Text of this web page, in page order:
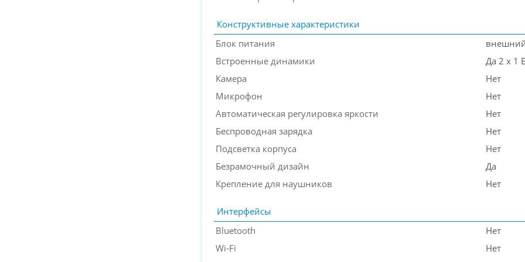
Конструктивные характеристики
Блок питания
Встроенные динамики
Да 2 х 1
Камера
Нет
Микрофон
Нет
Автоматическая регулировка яркости
Нет
Беспроводная зарядка
Нет
Подсветка корпуса
Нет
Безрамочный дизайн
Да
Крепление для наушников
Нет
Интерфейсы
Bluetooth
Нет
Wi-Fi
Нет